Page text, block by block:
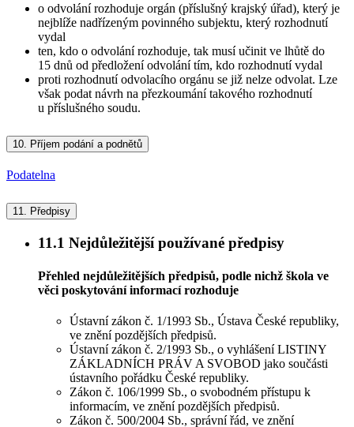
o odvolání rozhoduje orgán (příslušný krajský úřad), který je
nejblíže nadřízeným povinného subjektu, který rozhodnutí
vydal
ten, kdo o odvolání rozhoduje, tak musí učinit ve lhůtě do
15 dnů od předložení odvolání tím, kdo rozhodnutí vydal
proti rozhodnutí odvolacího orgánu se již nelze odvolat. Lze
však podat návrh na přezkoumání takového rozhodnutí
u příslušného soudu.
10. Příjem podání a podnětů
Podatelna
11. Předpisy
11.1 Nejdůležitější používané předpisy
Přehled nejdůležitějších předpisů, podle nichž škola ve
věci poskytování informací rozhoduje
Ústavní zákon č. 1/1993 Sb., Ústava České republiky,
ve znění pozdějších předpisů.
Ústavní zákon č. 2/1993 Sb., o vyhlášení LISTINY
ZÁKLADNÍCH PRÁV A SVOBOD jako součásti
ústavního pořádku České republiky.
Zákon č. 106/1999 Sb., o svobodném přístupu k
informacím, ve znění pozdějších předpisů.
Zákon č. 500/2004 Sb., správní řád, ve znění